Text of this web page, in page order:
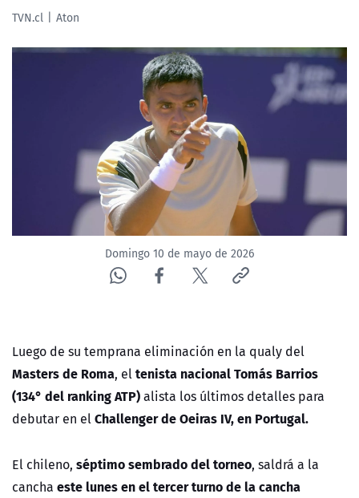
PROGRAMAS
TELESERIES
ACTUALIDAD Y TENDENCIAS
CORPORATIVO Y TRANSPARENCIA
CANAL DE DENUNCIAS
ÁREA DE PROYECTOS
TVN.cl Aton
Domingo 10 de mayo de 2026
Luego de su temprana eliminación en la qualy del
Masters de Roma, eltenista nacional Tomás Barrios
(134° del ranking ATP)alista los últimos detalles para
debutar en elChallenger de Oeiras IV, en Portugal.
El chileno, séptimo sembrado del torneo, saldrá a la
cancha este lunes en el tercer turno de la cancha